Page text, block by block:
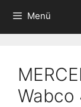
Menü
Wabco